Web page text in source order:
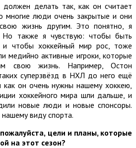
делать так, как он считает
многие люди очень закрытые и они
жизнь другим. Это понятно, я
также я чувствую: чтобы быть
чтобы хоккейный мир рос, тоже
медийно активные игроки, которые
свою жизнь. Например, Остон
суперзвёзд в НХЛ до него ещё
как он очень нужны нашему хоккею,
хоккейного мира шли дальше, и
новые люди и новые спонсоры.
виду спорта.
цели и планы, которые
на этот сезон?